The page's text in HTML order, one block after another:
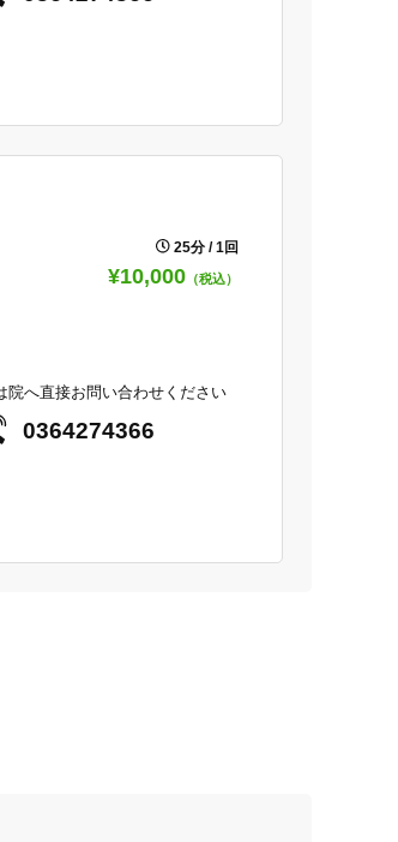
25分 / 1回
¥10,000 （税込）
院へ直接お問い合わせください
0364274366